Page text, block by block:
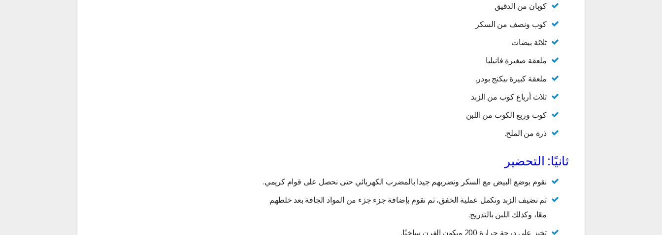
كوبان من الدقيق
كوب ونصف من السكر
ثلاثة بيضات
ملعقة صغيرة فانيليا
ملعقة كبيرة بيكنج بودر.
ثلاث أرباع كوب من الزبد
كوب وربع الكوب من اللبن
ذرة من الملح.
ثانيًا: التحضير
نقوم بوضع البيض مع السكر ونضربهم جيدا بالمضرب الكهربائي حتى نحصل على قوام كريمي.
ثم نضيف الزبد ونكمل عملية الخفق، ثم نقوم بإضافة جزء جزء من المواد الجافة بعد خلطهم
معًا، وكذلك اللبن بالتدريج.
تخبز على درجة حرارة 200 ويكون الفرن ساخنًا.